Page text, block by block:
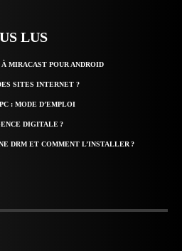
LUS
MIRACAST POUR ANDROID
SITES INTERNET ?
: MODE D’EMPLOI
DIGITALE ?
DRM ET COMMENT L’INSTALLER ?